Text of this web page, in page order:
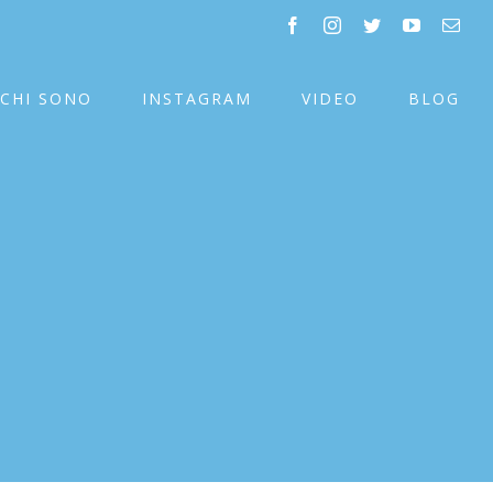
facebookinstagram
twitteryoutube
CHI SONO INSTAGRAM VIDEO BLOG